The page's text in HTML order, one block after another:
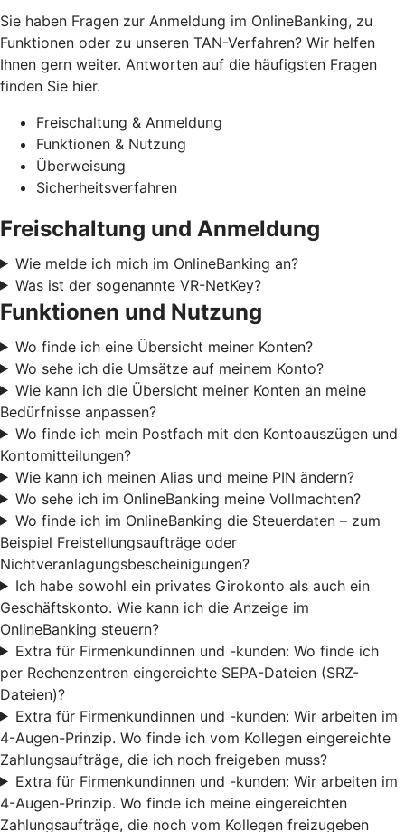
Sie haben Fragen zur Anmeldung im OnlineBanking, zu
Funktionen oder zu unseren TAN-Verfahren? Wir helfen
Ihnen gern weiter. Antworten auf die häufigsten Fragen
finden Sie hier.
Freischaltung & Anmeldung
Funktionen & Nutzung
Überweisung
Sicherheitsverfahren
Freischaltung und Anmeldung
Wie melde ich mich im OnlineBanking an?
Was ist der sogenannte VR-NetKey?
Funktionen und Nutzung
Wo finde ich eine Übersicht meiner Konten?
Wo sehe ich die Umsätze auf meinem Konto?
Wie kann ich die Übersicht meiner Konten an meine
Bedürfnisse anpassen?
Wo finde ich mein Postfach mit den Kontoauszügen und
Kontomitteilungen?
Wie kann ich meinen Alias und meine PIN ändern?
Wo sehe ich im OnlineBanking meine Vollmachten?
Wo finde ich im OnlineBanking die Steuerdaten – zum
Beispiel Freistellungsaufträge oder
Nichtveranlagungsbescheinigungen?
Ich habe sowohl ein privates Girokonto als auch ein
Geschäftskonto. Wie kann ich die Anzeige im
OnlineBanking steuern?
Extra für Firmenkundinnen und -kunden: Wo finde ich
per Rechenzentren eingereichte SEPA-Dateien (SRZ-
Dateien)?
Extra für Firmenkundinnen und -kunden: Wir arbeiten im
4-Augen-Prinzip. Wo finde ich vom Kollegen eingereichte
Zahlungsaufträge, die ich noch freigeben muss?
Extra für Firmenkundinnen und -kunden: Wir arbeiten im
4-Augen-Prinzip. Wo finde ich meine eingereichten
Zahlungsaufträge, die noch vom Kollegen freizugeben